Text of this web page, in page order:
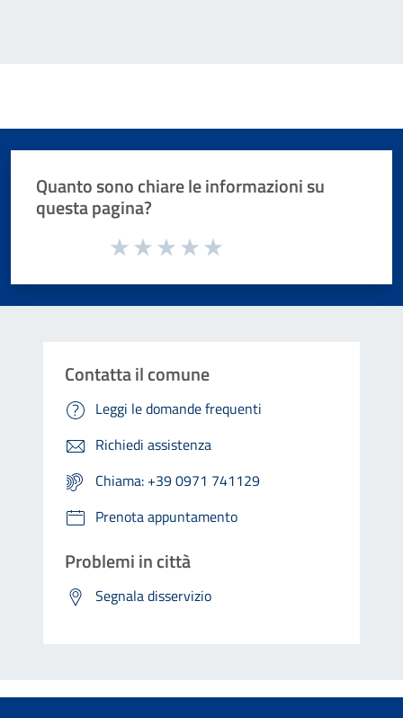
Quanto sono chiare le informazioni su
questa pagina?
Valuta da 1 a 5 stelle la pagina
Contatta il comune
Leggi le domande frequenti
Richiedi assistenza
Chiama: +39 0971 741129
Prenota appuntamento
Problemi in città
Segnala disservizio